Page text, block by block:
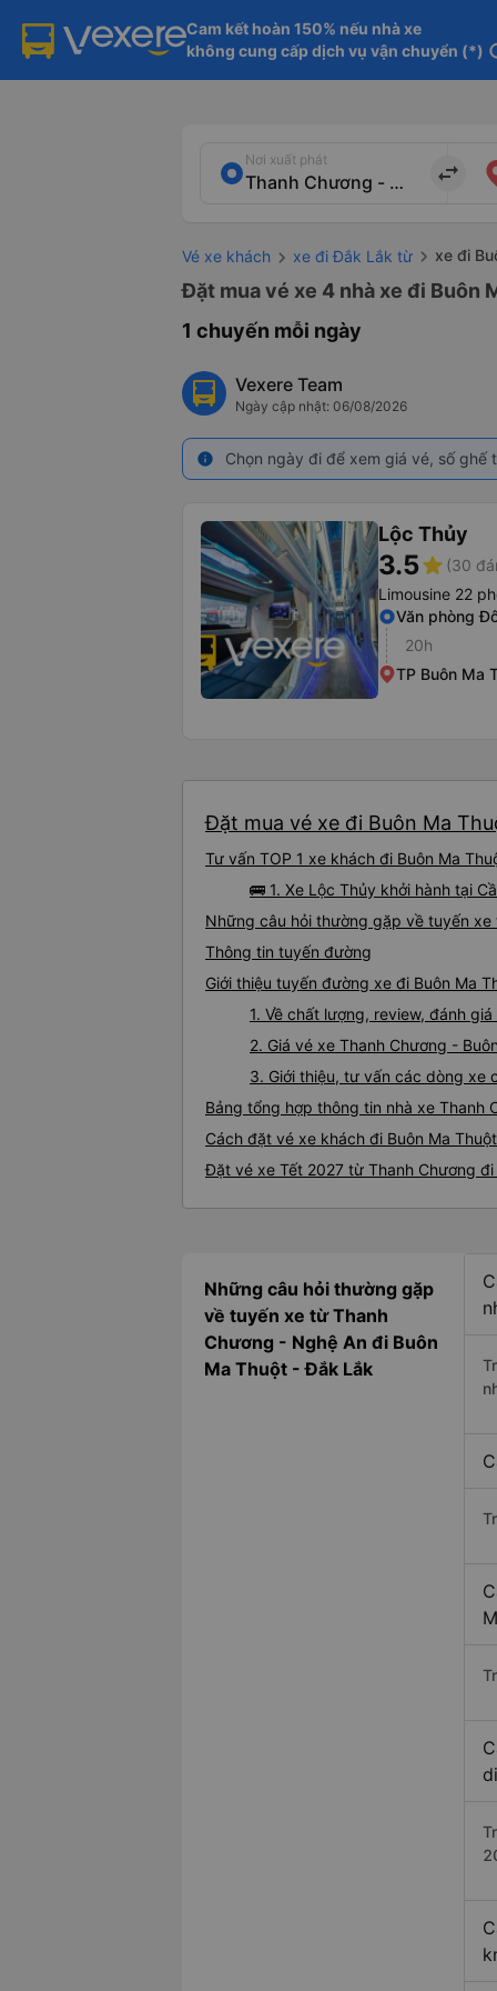
Cam kết hoàn 150% nếu nhà xe
không cung cấp dịch vụ vận chuyển (*)
Nơi xuất phát
import_export
Vé xe khách xe đi Đắk Lắk từ xe đi
Đặt mua vé xe 4 nhà xe đi Buôn
1 chuyến mỗi ngày
Vexere Team
Ngày cập nhật: 06/08/2026
info Chọn ngày đi để xem giá vé, số
Lộc Thủy
3.5star (30
Limousine 22
Văn phòng
20h
TP Buôn Ma
Đặt mua vé xe đi Buôn Ma
Tư vấn TOP 1 xe khách đi Buôn Ma
🚌 1. Xe Lộc Thủy khởi hành tại
Những câu hỏi thường gặp về tuyến
Thông tin tuyến đường
Giới thiệu tuyến đường xe đi Buôn Ma
1. Về chất lượng, review, đánh
2. Giá vé xe Thanh Chương -
3. Giới thiệu, tư vấn các dòng xe
Bảng tổng hợp thông tin nhà xe Thanh
Cách đặt vé xe khách đi Buôn Ma
Đặt vé xe Tết 2027 từ Thanh Chương đi
Những câu hỏi thường gặp
về tuyến xe từ Thanh
Chương - Nghệ An đi Buôn
Ma Thuột - Đắk Lắk